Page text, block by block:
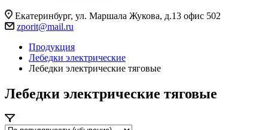
Екатеринбург, ул. Маршала Жукова, д.13 офис 502
zporit@mail.ru
Продукция
Лебедки электрические
Лебедки электрические тяговые
Лебедки электрические тяговые